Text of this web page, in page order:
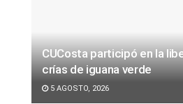
CUCosta participó en la
crías de iguana verde
5 AGOSTO, 2026